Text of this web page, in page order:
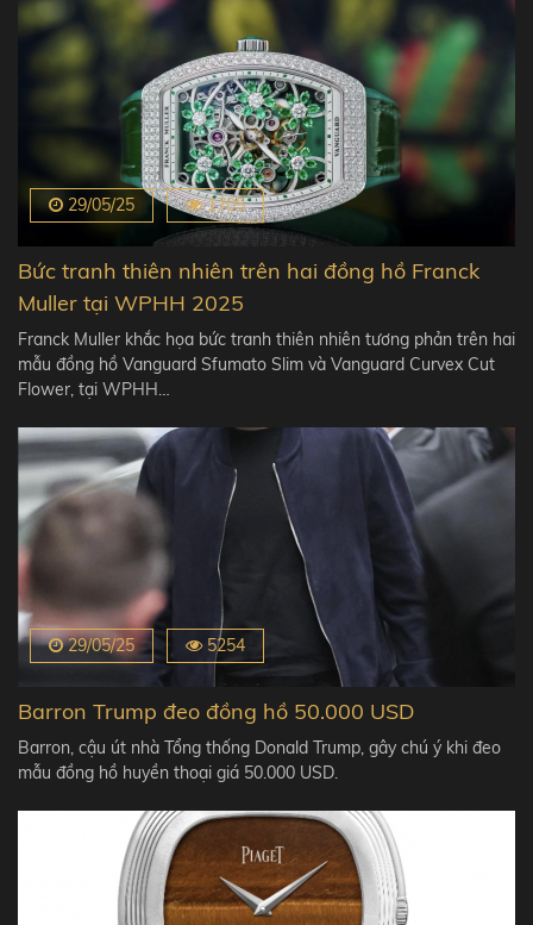
29/05/25 1705
Bức tranh thiên nhiên trên hai đồng hồ Franck
Muller tại WPHH 2025
Franck Muller khắc họa bức tranh thiên nhiên tương phản trên hai
mẫu đồng hồ Vanguard Sfumato Slim và Vanguard Curvex Cut
Flower, tại WPHH…
29/05/25 5254
Barron Trump đeo đồng hồ 50.000 USD
Barron, cậu út nhà Tổng thống Donald Trump, gây chú ý khi đeo
mẫu đồng hồ huyền thoại giá 50.000 USD.